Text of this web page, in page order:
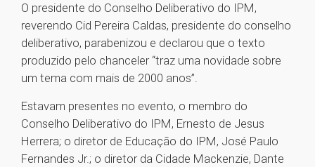
O presidente do Conselho Deliberativo do IPM,
reverendo Cid Pereira Caldas, presidente do conselho
deliberativo, parabenizou e declarou que o texto
produzido pelo chanceler “traz uma novidade sobre
um tema com mais de 2000 anos”.
Estavam presentes no evento, o membro do
Conselho Deliberativo do IPM, Ernesto de Jesus
Herrera; o diretor de Educação do IPM, José Paulo
Fernandes Jr.; o diretor da Cidade Mackenzie, Dante